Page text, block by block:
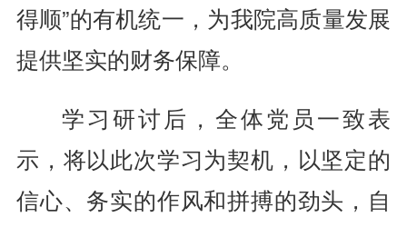
得顺”的有机统一，为我院高质量发展
提供坚实的财务保障。
学习研讨后，全体党员一致表
示，将以此次学习为契机，以坚定的
信心、务实的作风和拼搏的劲头，自